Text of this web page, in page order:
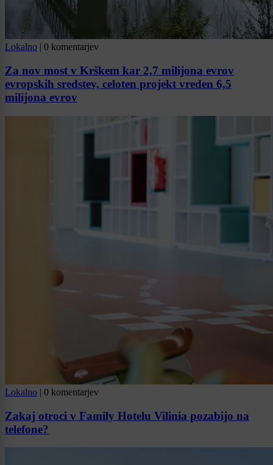
Lokalno 0 komentarjev
Za nov most v Krškem kar 2,7 milijona evrov
evropskih sredstev, celoten projekt vreden 6,5
milijona evrov
Lokalno | 0 komentarjev
Zakaj otroci v Family Hotelu Vilinia pozabijo na
telefone?